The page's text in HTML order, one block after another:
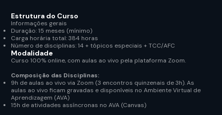
Estrutura do Curso
Informações gerais
Duração: 15 meses (mínimo)
Carga horária total: 384 horas
Número de disciplinas: 14 + tópicos especiais + TCC/AFC
Modalidade
Curso 100% online, com aulas ao vivo pela plataforma Zoom.
Composição das Disciplinas:
9h de aulas ao vivo via Zoom (3 encontros quinzenais de 3h). As
aulas ao vivo ficam gravadas e disponíveis no Ambiente Virtual de
Aprendizagem (AVA)
15h de atividades assíncronas no AVA (Canvas)